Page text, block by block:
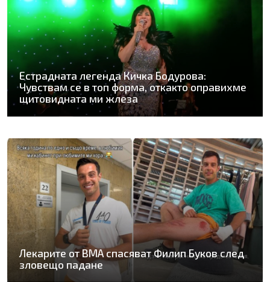
Естрадната легенда Кичка Бодурова:
Чувствам се в топ форма, откакто оправихме
щитовидната ми жлеза
Лекарите от ВМА спасяват Филип Буков след
зловещо падане